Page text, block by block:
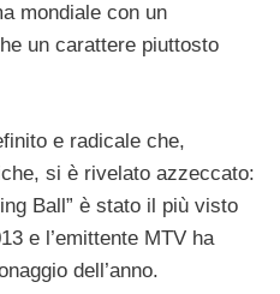
mondiale con un
un carattere piuttosto
e radicale che,
si è rivelato azzeccato:
Ball” è stato il più visto
e l’emittente MTV ha
dell’anno.